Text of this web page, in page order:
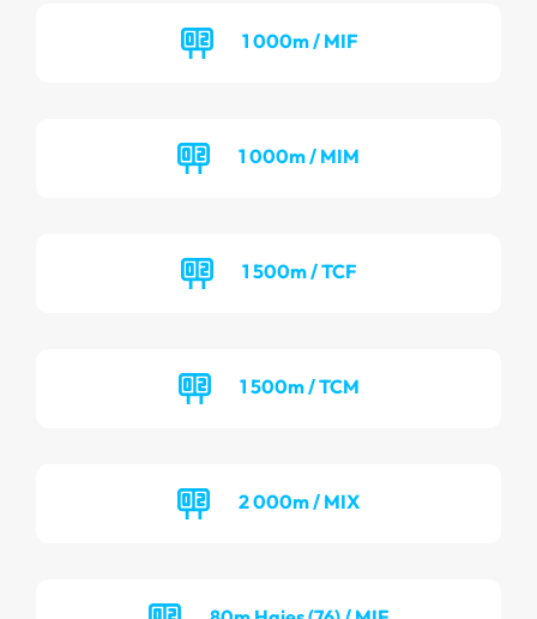
1 000m / MIF
1 000m / MIM
1 500m / TCF
1 500m / TCM
2 000m / MIX